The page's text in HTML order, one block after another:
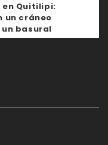
en Quitilipi:
un cráneo
un basural